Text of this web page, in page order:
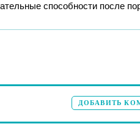
способности после
ДОБАВИТЬ